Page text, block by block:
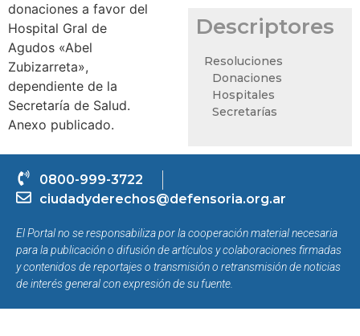
donaciones a favor del
Hospital Gral de
Agudos «Abel
Zubizarreta»,
dependiente de la
Secretaría de Salud.
Anexo publicado.
Descriptores
Resoluciones
Donaciones
Hospitales
Secretarías
0800-999-3722
ciudadyderechos@defensoria.org.ar
El Portal no se responsabiliza por la cooperación material necesaria
para la publicación o difusión de artículos y colaboraciones firmadas
y contenidos de reportajes o transmisión o retransmisión de noticias
de interés general con expresión de su fuente.